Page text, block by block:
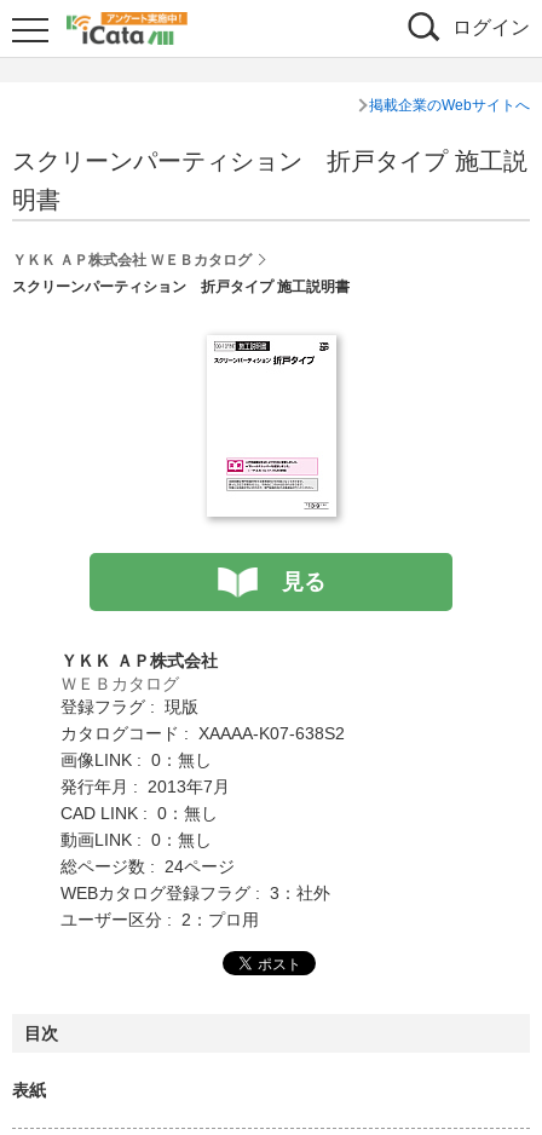
ログイン
掲載企業のWebサイトへ
スクリーンパーティション 折戸タイプ 施工説
明書
ＹＫＫ ＡＰ株式会社 ＷＥＢカタログ
スクリーンパーティション 折戸タイプ 施工説明書
見る
ＹＫＫ ＡＰ株式会社
ＷＥＢカタログ
登録フラグ : 現版
カタログコード : XAAAA-K07-638S2
画像LINK : 0：無し
発行年月 : 2013年7月
CAD LINK : 0：無し
動画LINK : 0：無し
総ページ数 : 24ページ
WEBカタログ登録フラグ : 3：社外
ユーザー区分 : 2：プロ用
目次
表紙